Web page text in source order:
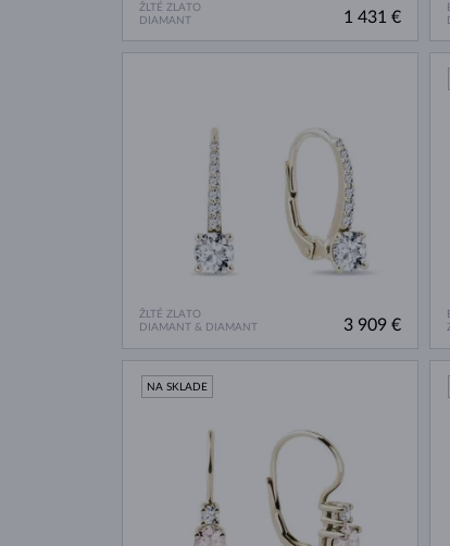
ŽLTÉ ZLATO
DIAMANT
1 431 €
ŽLTÉ ZLATO
DIAMANT & DIAMANT
3 909 €
NA SKLADE